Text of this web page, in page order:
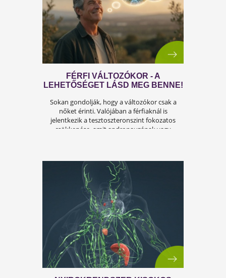
A férfiasság, vagy más néven a szexuális
teljesítmény, sok férfi számára központi
az életben. Nem csupán a testi egészséget,
hanem az önbecsülést is befolyásolja.
ÍGY KERÜLD EL AZ
ISKOLAKEZDÉSI ŐRÜLETET!
Az iskolakezdés sok családban nem